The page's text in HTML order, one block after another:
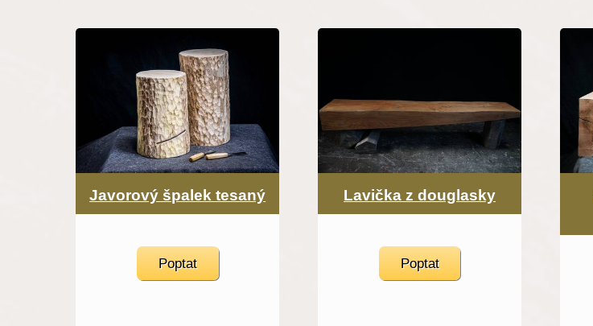
Javorový špalek tesaný
Poptat
Lavička z douglasky
Poptat